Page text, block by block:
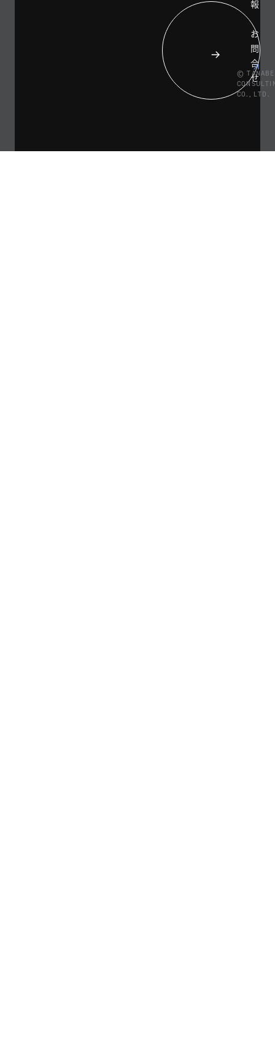
報
お
問
合
せ
© TANABE
CO., LTD.